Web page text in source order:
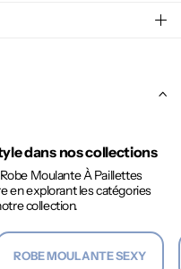
dans nos collections
Moulante À Paillettes
en explorant les catégories
collection.
ROBE MOULANTE SEXY